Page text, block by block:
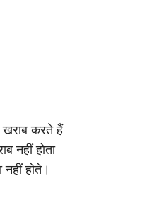
खराब करते हैं
नहीं होता
नहीं होते।